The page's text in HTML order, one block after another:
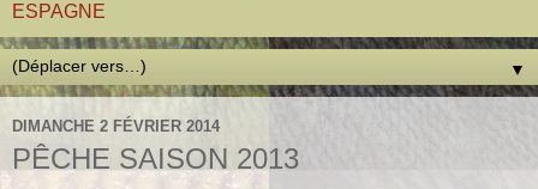
ESPAGNE
▼
DIMANCHE 2 FÉVRIER 2014
PÊCHE SAISON 2013